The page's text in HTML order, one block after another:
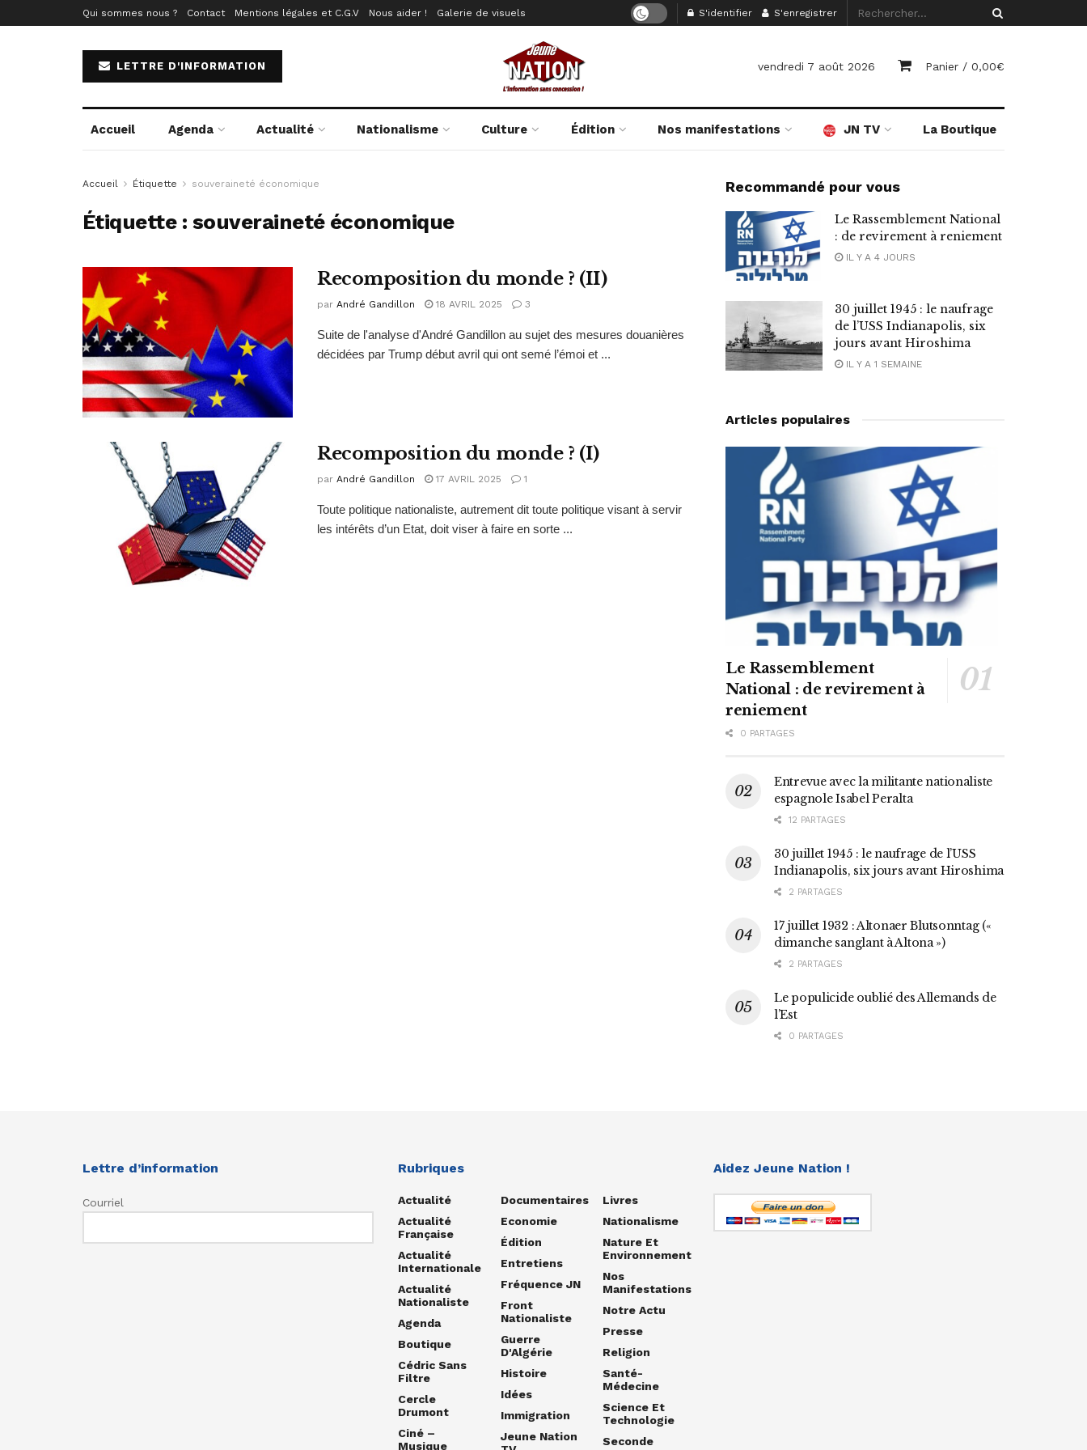
Qui sommes nous ? Contact Mentions légales et C.G.V Nous aider ! Galerie de visuels S'identifier S'enregistrer
LETTRE D'INFORMATION vendredi 7 août 2026 Panier / 0,00€
Accueil Agenda Actualité Nationalisme Culture Édition Nos manifestations JN TV La Boutique
Accueil Étiquette souveraineté économique
Étiquette : souveraineté économique
Recomposition du monde ? (II)
par André Gandillon 18 AVRIL 2025 3
Suite de l'analyse d'André Gandillon au sujet des mesures douanières
décidées par Trump début avril qui ont semé l’émoi et ...
Recomposition du monde ? (I)
par André Gandillon 17 AVRIL 2025 1
Toute politique nationaliste, autrement dit toute politique visant à servir
les intérêts d’un Etat, doit viser à faire en sorte ...
Recommandé pour vous
Le Rassemblement National
: de revirement à reniement
IL Y A 4 JOURS
30 juillet 1945 : le naufrage
de l’USS Indianapolis, six
jours avant Hiroshima
IL Y A 1 SEMAINE
Articles populaires
Le Rassemblement
National : de revirement à
reniement
0 PARTAGES
Entrevue avec la militante nationaliste
espagnole Isabel Peralta
12 PARTAGES
30 juillet 1945 : le naufrage de l’USS
Indianapolis, six jours avant Hiroshima
2 PARTAGES
17 juillet 1932 : Altonaer Blutsonntag («
dimanche sanglant à Altona »)
2 PARTAGES
Le populicide oublié des Allemands de
l’Est
0 PARTAGES
Lettre d’information
Courriel
Rubriques
Actualité
Actualité
Française
Actualité
Internationale
Actualité
Nationaliste
Agenda
Boutique
Cédric Sans
Filtre
Cercle
Drumont
Ciné –
Musique
Documentaires
Economie
Édition
Entretiens
Fréquence JN
Front
Nationaliste
Guerre
D'Algérie
Histoire
Idées
Immigration
Jeune Nation
Livres
Nationalisme
Nature Et
Environnement
Nos
Manifestations
Notre Actu
Presse
Religion
Santé-
Médecine
Science Et
Technologie
Seconde
Aidez Jeune Nation !